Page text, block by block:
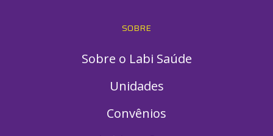
SOBRE
Sobre o Labi Saúde
Unidades
Convênios